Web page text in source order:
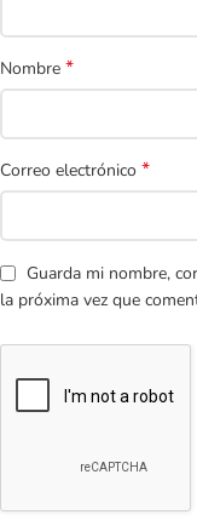
Nombre *
Correo electrónico *
Guarda mi nombre,
la próxima vez que